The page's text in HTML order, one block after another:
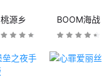
桃源乡 BOOM海战